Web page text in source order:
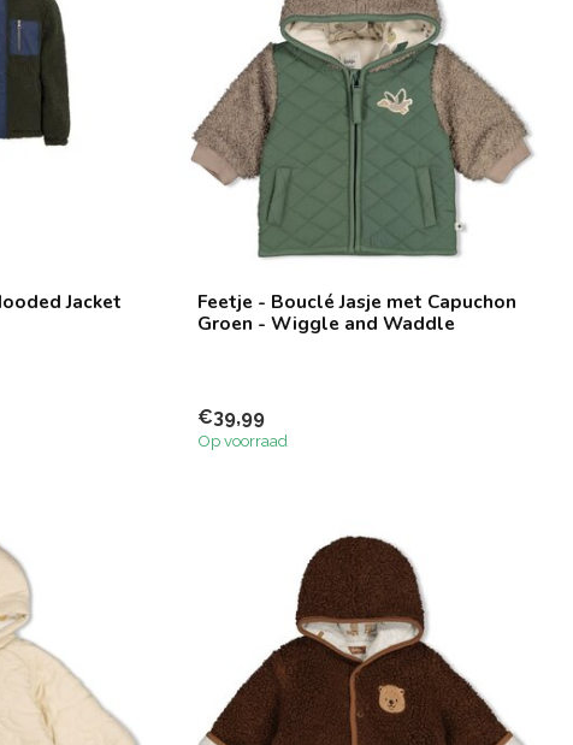
Jacket
Feetje - Bouclé Jasje met Capuchon
Groen - Wiggle and Waddle
€39,99
Op voorraad